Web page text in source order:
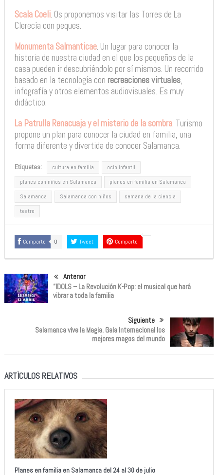
Scala Coeli. Os proponemos visitar las Torres de La
Clerecía con peques.
Monumenta Salmanticae. Un lugar para conocer la
historia de nuestra ciudad en el que los pequeños de la
casa pueden ir descubriéndolo por sí mismos. Un recorrido
basado en la tecnología con recreaciones virtuales,
infografía y otros elementos audiovisuales. Es muy
didáctico.
La Patrulla Renacuaja y el misterio de la sombra. Turismo
propone un plan para conocer la ciudad en familia, una
forma diferente y divertida de conocer Salamanca.
Etiquetas: cultura en familia
ocio infantil
planes con niños en Salamanca
planes en familia en Salamanca
Salamanca
Salamanca con niños
semana de la ciencia
teatro
Comparte 0 Tweet Comparte
Anterior
“IDOLS – La Revolución K-Pop: el musical que hará
vibrar a toda la familia
Siguiente
Salamanca vive la Magia. Gala Internacional los
mejores magos del mundo
ARTÍCULOS RELATIVOS
Planes en familia en Salamanca del 24 al 30 de julio